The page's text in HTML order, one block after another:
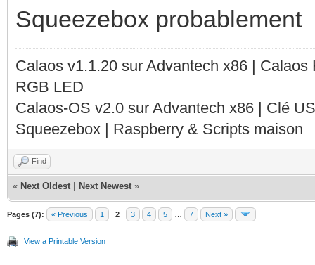
Squeezebox probablement
Calaos v1.1.20 sur Advantech x86 |
RGB LED
Calaos-OS v2.0 sur Advantech x86 | Clé
Squeezebox | Raspberry & Scripts maison
Find
« Next Oldest Next Newest »
Pages (7): « Previous 1 2 3 4 5 7 Next »
View a Printable Version